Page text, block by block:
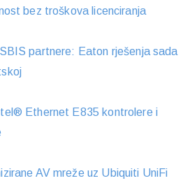
bez troškova licenciranja
partnere: Eaton rješenja sada
Ethernet E835 kontrolere i
AV mreže uz Ubiquiti UniFi